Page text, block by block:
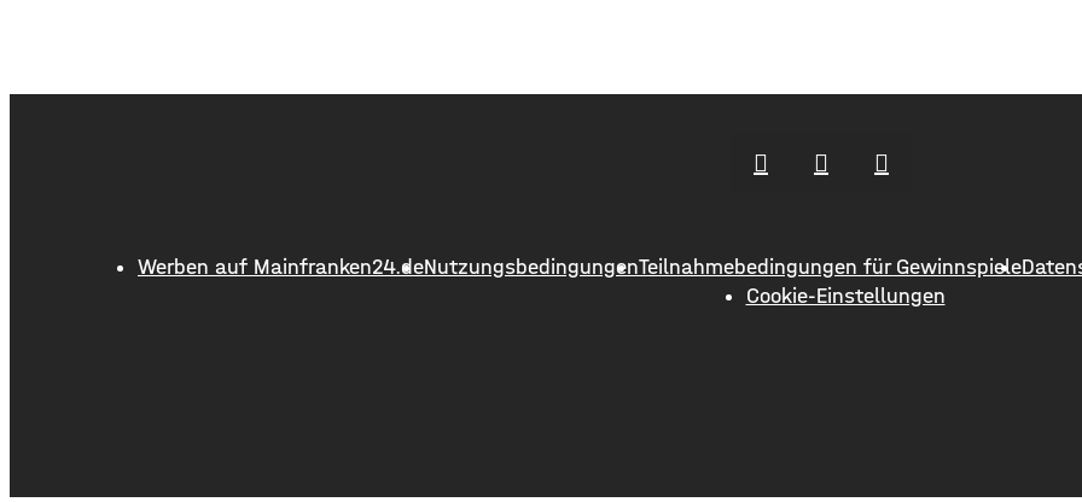
sind bislang ohne Erfolg geblieben.
Schweinfurt. In seiner Amtszeit
flächendeckendes Radwegenetz mit
führte der
Das kündigt das
werden, sie weist
Abbrüche, Risse und
werden. Die Arbeiten
Werben auf Mainfranken24.deNutzungsbedingungenTeilnahmebedingungen für Gewinnspiele
Cookie-Einstellungen